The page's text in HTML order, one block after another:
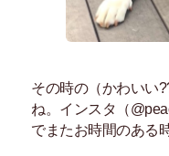
その時の（かわいい
ね。インスタ（
でまたお時間のある